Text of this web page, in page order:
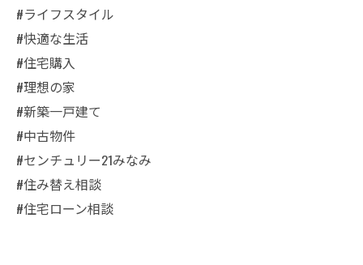
#ライフスタイル
#快適な生活
#住宅購入
#理想の家
#新築一戸建て
#中古物件
#センチュリー21みなみ
#住み替え相談
#住宅ローン相談